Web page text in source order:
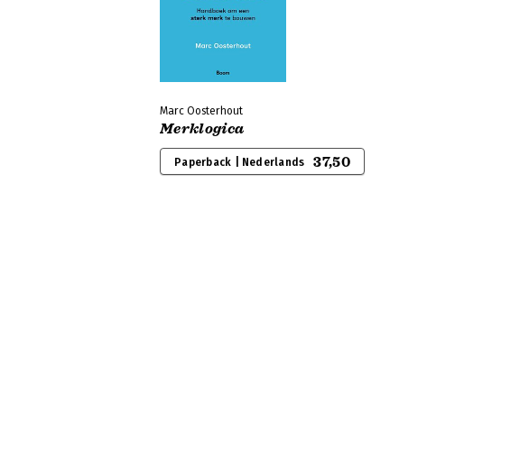
Marc Oosterhout
Merklogica
Paperback | Nederlands 37,50